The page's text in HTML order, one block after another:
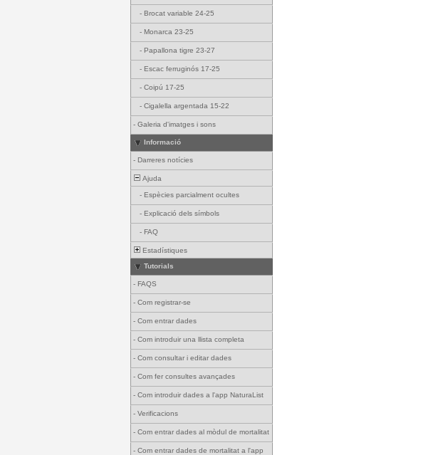
- Brocat variable 24-25
- Monarca 23-25
- Papallona tigre 23-27
- Escac ferruginós 17-25
- Coipú 17-25
- Cigalella argentada 15-22
- Galeria d'imatges i sons
Informació
- Darreres notícies
Ajuda
- Espècies parcialment ocultes
- Explicació dels símbols
- FAQ
Estadístiques
Tutorials
- FAQS
- Com registrar-se
- Com entrar dades
- Com introduir una llista completa
- Com consultar i editar dades
- Com fer consultes avançades
- Com introduir dades a l'app NaturaList
- Verificacions
- Com entrar dades al mòdul de mortalitat
- Com entrar dades de mortalitat a l'app